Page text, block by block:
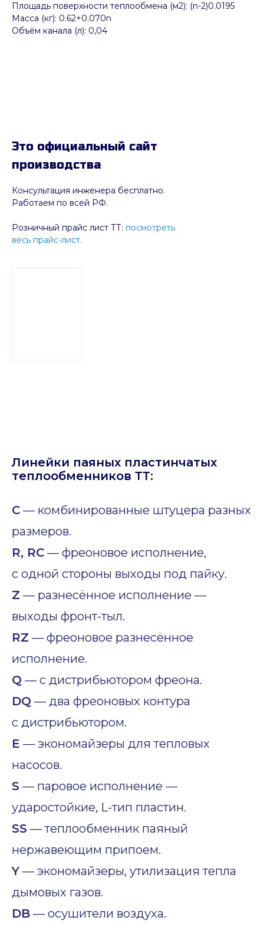
Площадь поверхности теплообмена (м2): (n-2)0.0195
Масса (кг): 0.62+0.070n
Объём канала (л): 0,04
Консультация инженера бесплатно.
Работаем по всей РФ.
Розничный прайс лист ТТ: посмотреть
весь прайс-лист.
Это официальный сайт
производства
Линейки паяных пластинчатых
теплообменников ТТ:
C — комбинированные штуцера разных
размеров.
R, RC — фреоновое исполнение,
с одной стороны выходы под пайку.
Z — разнесённое исполнение —
выходы фронт-тыл.
RZ — фреоновое разнесённое
исполнение.
Q — с дистрибьютором фреона.
DQ — два фреоновых контура
с дистрибьютором.
E — экономайзеры для тепловых
насосов.
S — паровое исполнение —
ударостойкие, L-тип пластин.
SS — теплообменник паяный
нержавеющим припоем.
Y — экономайзеры, утилизация тепла
дымовых газов.
DB — осушители воздуха.